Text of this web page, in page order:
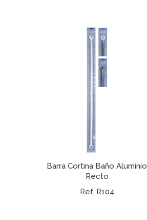
Barra Cortina Baño Aluminio
Recto
Ref. R104